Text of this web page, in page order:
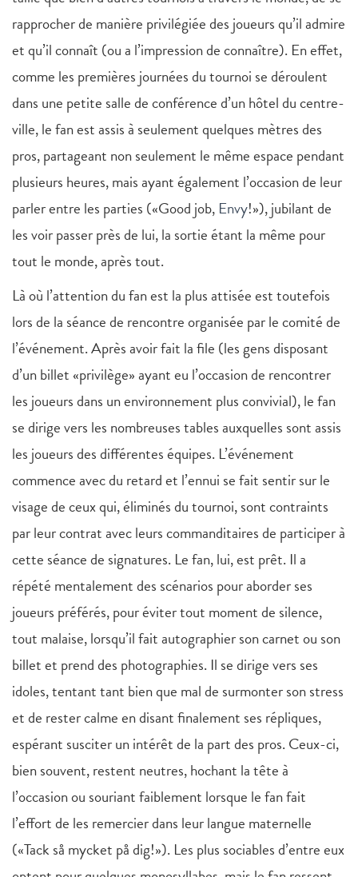
rapprocher de manière privilégiée des joueurs qu’il admire
et qu’il connaît (ou a l’impression de connaître). En effet,
comme les premières journées du tournoi se déroulent
dans une petite salle de conférence d’un hôtel du centre-
ville, le fan est assis à seulement quelques mètres des
pros, partageant non seulement le même espace pendant
plusieurs heures, mais ayant également l’occasion de leur
parler entre les parties («Good job, Envy!»), jubilant de
les voir passer près de lui, la sortie étant la même pour
tout le monde, après tout.
Là où l’attention du fan est la plus attisée est toutefois
lors de la séance de rencontre organisée par le comité de
l’événement. Après avoir fait la file (les gens disposant
d’un billet «privilège» ayant eu l’occasion de rencontrer
les joueurs dans un environnement plus convivial), le fan
se dirige vers les nombreuses tables auxquelles sont assis
les joueurs des différentes équipes. L’événement
commence avec du retard et l’ennui se fait sentir sur le
visage de ceux qui, éliminés du tournoi, sont contraints
par leur contrat avec leurs commanditaires de participer à
cette séance de signatures. Le fan, lui, est prêt. Il a
répété mentalement des scénarios pour aborder ses
joueurs préférés, pour éviter tout moment de silence,
tout malaise, lorsqu’il fait autographier son carnet ou son
billet et prend des photographies. Il se dirige vers ses
idoles, tentant tant bien que mal de surmonter son stress
et de rester calme en disant finalement ses répliques,
espérant susciter un intérêt de la part des pros. Ceux-ci,
bien souvent, restent neutres, hochant la tête à
l’occasion ou souriant faiblement lorsque le fan fait
l’effort de les remercier dans leur langue maternelle
(«Tack så mycket på dig!»). Les plus sociables d’entre eux